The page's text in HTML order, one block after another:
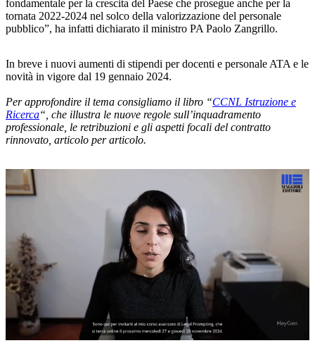
fondamentale per la crescita del Paese che prosegue anche per la
tornata 2022-2024 nel solco della valorizzazione del personale
pubblico”, ha infatti dichiarato il ministro PA Paolo Zangrillo.
In breve i nuovi aumenti di stipendi per docenti e personale ATA e le
novità in vigore dal 19 gennaio 2024.
Per approfondire il tema consigliamo il libro “CCNL Istruzione e
Ricerca“, che illustra le nuove regole sull’inquadramento
professionale, le retribuzioni e gli aspetti focali del contratto
rinnovato, articolo per articolo.
Mute Loaded:
78.66%